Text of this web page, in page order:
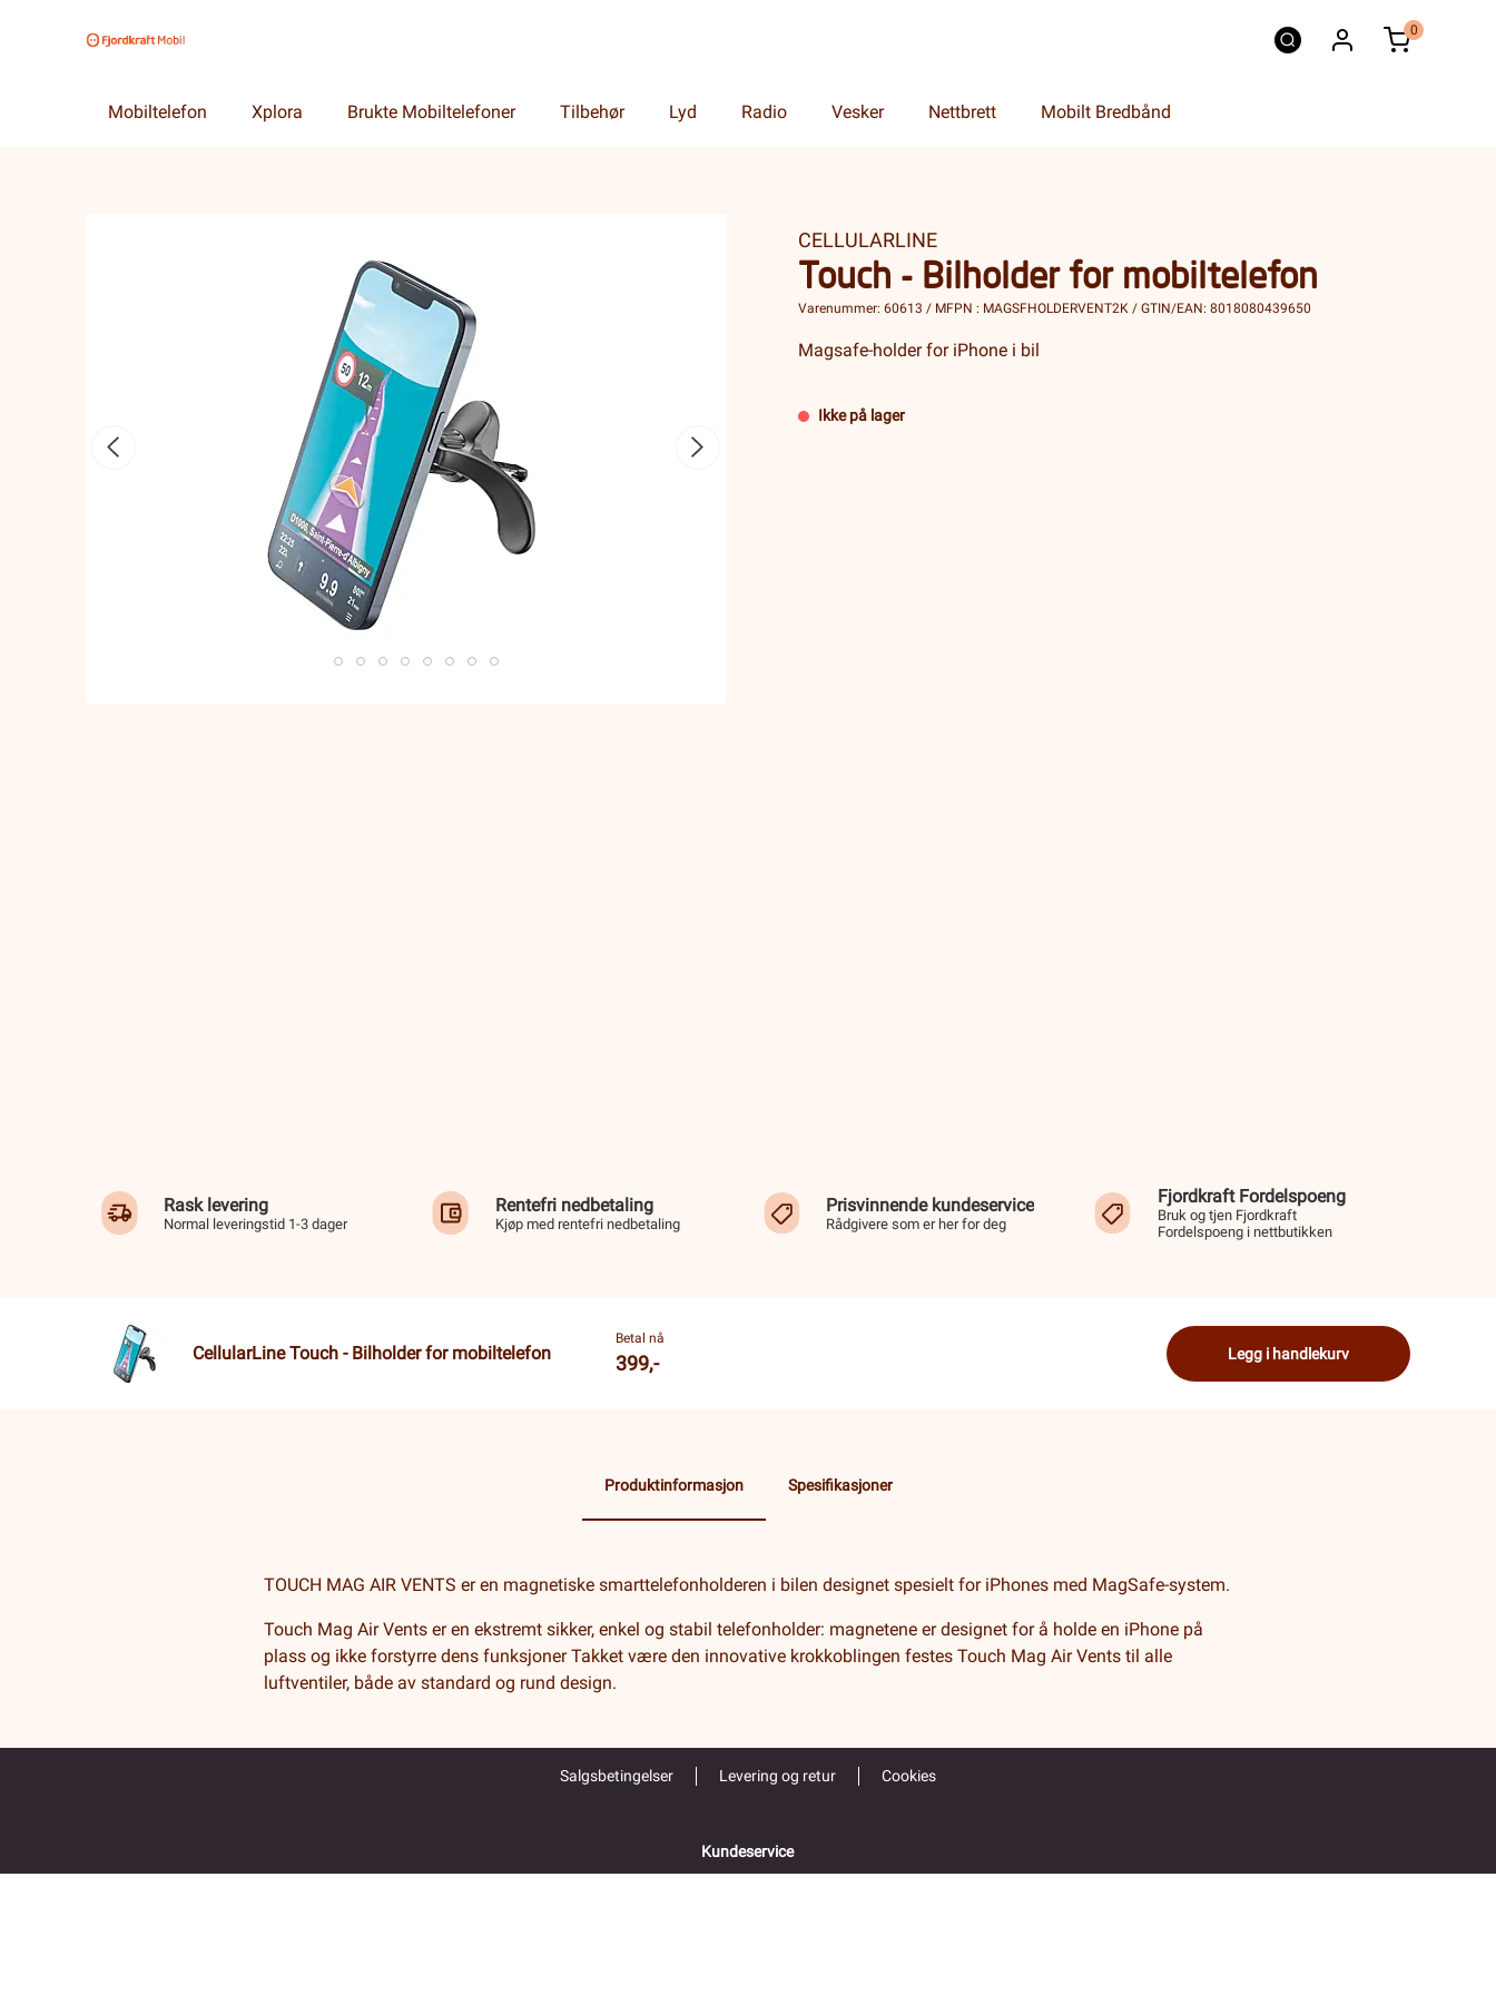
0
Mobiltelefon Xplora Brukte Mobiltelefoner Tilbehør Lyd Radio Vesker Nettbrett Mobilt Bredbånd
CELLULARLINE
Touch - Bilholder for mobiltelefon
Varenummer: 60613 / MFPN : MAGSFHOLDERVENT2K / GTIN/EAN: 8018080439650
Magsafe-holder for iPhone i bil
Ikke på lager
Rask levering
Normal leveringstid 1-3 dager
Rentefri nedbetaling
Kjøp med rentefri nedbetaling
Prisvinnende kundeservice
Rådgivere som er her for deg
Fjordkraft Fordelspoeng
Bruk og tjen Fjordkraft
Fordelspoeng i nettbutikken
CellularLine Touch - Bilholder for mobiltelefon
Betal nå
399,- Legg i handlekurv
Produktinformasjon Spesifikasjoner
TOUCH MAG AIR VENTS er en magnetiske smarttelefonholderen i bilen designet spesielt for iPhones med MagSafe-system.
Touch Mag Air Vents er en ekstremt sikker, enkel og stabil telefonholder: magnetene er designet for å holde en iPhone på
plass og ikke forstyrre dens funksjoner Takket være den innovative krokkoblingen festes Touch Mag Air Vents til alle
luftventiler, både av standard og rund design.
Salgsbetingelser Levering og retur Cookies
Kundeservice